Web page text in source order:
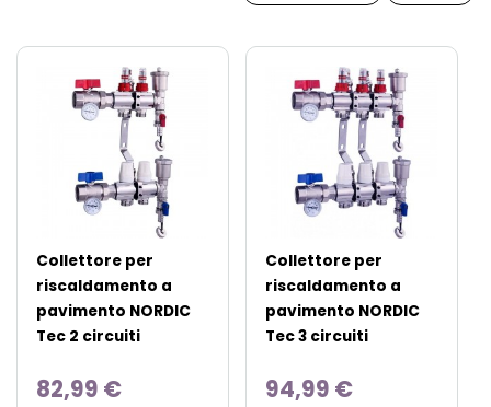
Collettore per
riscaldamento a
pavimento NORDIC
Tec 2 circuiti
82,99 €
Collettore per
riscaldamento a
pavimento NORDIC
Tec 3 circuiti
94,99 €